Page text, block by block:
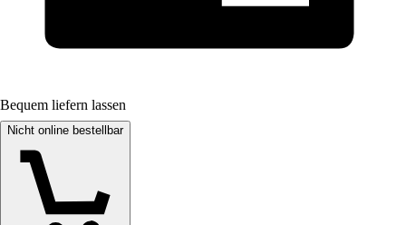
Bequem liefern lassen
Nicht online bestellbar